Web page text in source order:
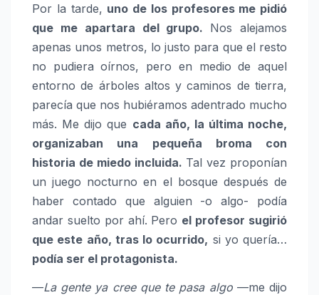
Por la tarde, uno de los profesores me pidió
que me apartara del grupo. Nos alejamos
apenas unos metros, lo justo para que el resto
no pudiera oírnos, pero en medio de aquel
entorno de árboles altos y caminos de tierra,
parecía que nos hubiéramos adentrado mucho
más. Me dijo que cada año, la última noche,
organizaban una pequeña broma con
historia de miedo incluida. Tal vez proponían
un juego nocturno en el bosque después de
haber contado que alguien -o algo- podía
andar suelto por ahí. Pero el profesor sugirió
que este año, tras lo ocurrido, si yo quería…
podía ser el protagonista.
—La gente ya cree que te pasa algo—me dijo